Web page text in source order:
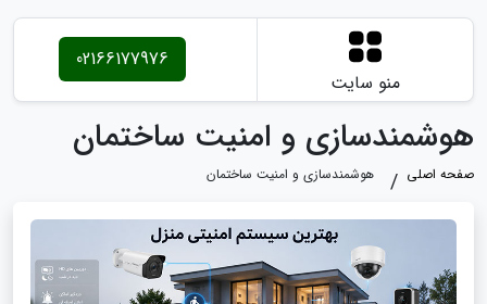
منو سایت
02166177976
هوشمندسازی و امنیت ساختمان
صفحه اصلی هوشمندسازی و امنیت ساختمان